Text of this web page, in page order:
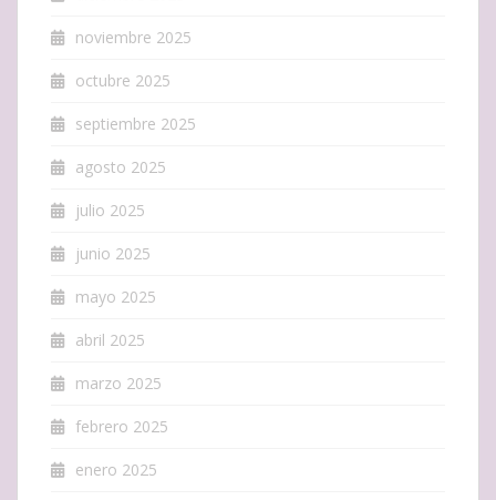
noviembre 2025
octubre 2025
septiembre 2025
agosto 2025
julio 2025
junio 2025
mayo 2025
abril 2025
marzo 2025
febrero 2025
enero 2025